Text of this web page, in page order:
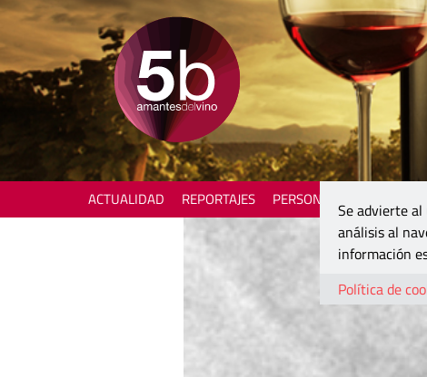
ACTUALIDAD REPORTAJES PERSONAJES
Se advierte al
análisis al
información
Política de